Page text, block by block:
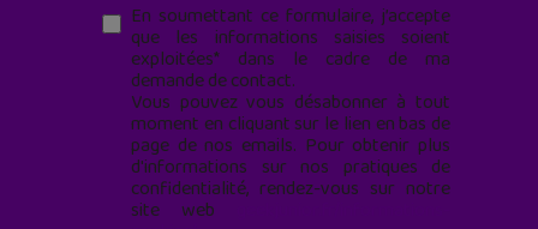
En soumettant ce formulaire, j’accepte
que les informations saisies soient
exploitées* dans le cadre de ma
demande de contact.
Vous pouvez vous désabonner à tout
moment en cliquant sur le lien en bas de
page de nos emails. Pour obtenir plus
d'informations sur nos pratiques de
confidentialité, rendez-vous sur notre
site web